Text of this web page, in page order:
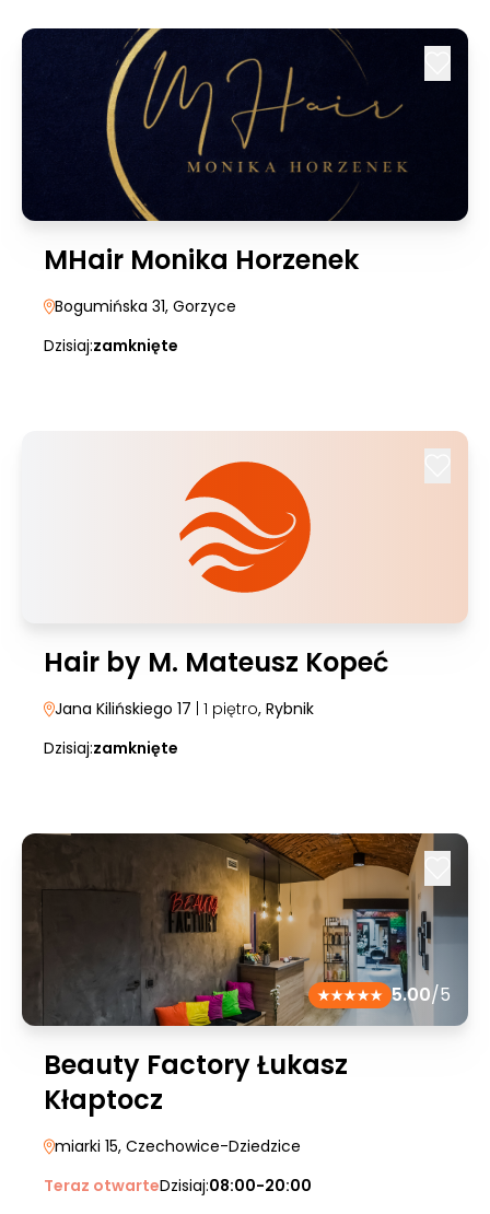
MHair Monika Horzenek
Bogumińska 31, Gorzyce
Dzisiaj:zamknięte
Hair by M. Mateusz Kopeć
Jana Kilińskiego 17 | 1 piętro, Rybnik
Dzisiaj:zamknięte
5.00/5
Beauty Factory Łukasz
Kłaptocz
miarki 15, Czechowice-Dziedzice
Teraz otwarteDzisiaj:08:00-20:00